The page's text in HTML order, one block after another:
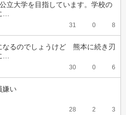
立大学を目指しています。学校の
…
31 0 8
るのでしょうけど　熊本に続き刃
…
30 0 6
嫌い
28 2 3